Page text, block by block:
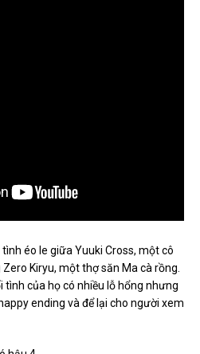
tình éo le giữa Yuuki Cross, một cô
Kiryu, một thợ săn Ma cà rồng.
của họ có nhiều lỗ hổng nhưng
ending và để lại cho người xem